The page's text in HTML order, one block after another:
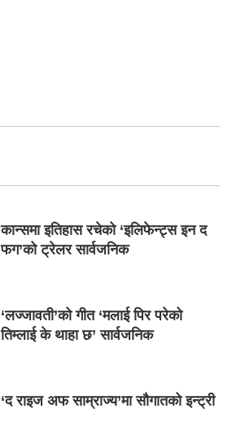
कान्समा इतिहास रचेको ‘इलिफेन्ट्स इन द
फग’को ट्रेलर सार्वजनिक
‘लज्जावती’को गीत ‘मलाई पिर परेको
तिम्लाई के थाहा छ’ सार्वजनिक
‘द राइज अफ साम्राज्य’मा सौगातको इन्ट्री